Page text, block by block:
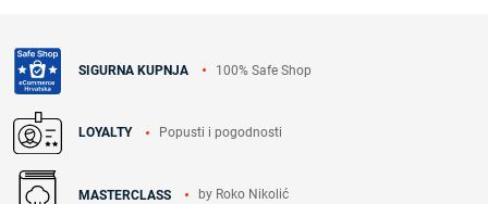
SIGURNA KUPNJA 100% Safe Shop
LOYALTY Popusti i pogodnosti
MASTERCLASS by Roko Nikolić